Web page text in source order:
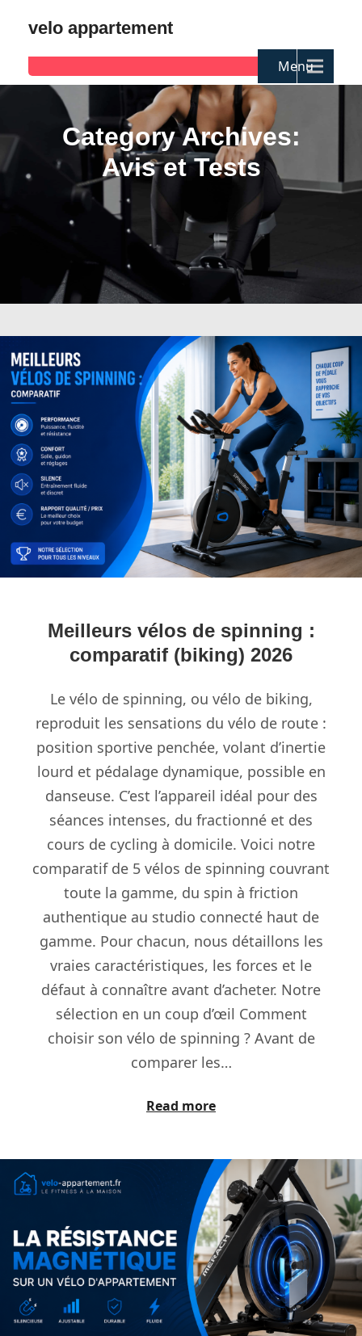
velo appartement
Menu
Category Archives:
Avis et Tests
Meilleurs vélos de spinning :
comparatif (biking) 2026
Le vélo de spinning, ou vélo de biking,
reproduit les sensations du vélo de route :
position sportive penchée, volant d’inertie
lourd et pédalage dynamique, possible en
danseuse. C’est l’appareil idéal pour des
séances intenses, du fractionné et des
cours de cycling à domicile. Voici notre
comparatif de 5 vélos de spinning couvrant
toute la gamme, du spin à friction
authentique au studio connecté haut de
gamme. Pour chacun, nous détaillons les
vraies caractéristiques, les forces et le
défaut à connaître avant d’acheter. Notre
sélection en un coup d’œil Comment
choisir son vélo de spinning ? Avant de
comparer les…
Read more